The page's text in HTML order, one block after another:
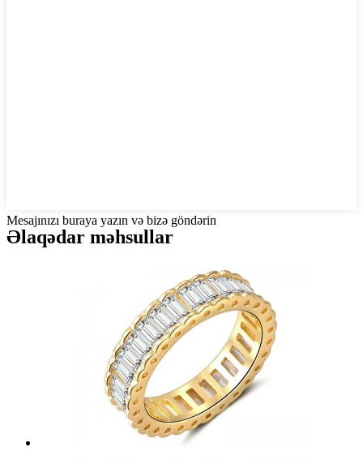
Mesajınızı buraya yazın və bizə göndərin
Əlaqədar məhsullar